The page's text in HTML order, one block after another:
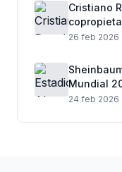
Cristiano
trata
26 feb 2026
Mundial
muerte de
24 feb 2026